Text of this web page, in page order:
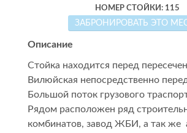
НОМЕР СТОЙКИ: 115
Описание
Стойка находится перед
Вилюйская непосредственно
Большой поток грузового
Рядом расположен ряд
комбинатов, завод ЖБИ, а так же